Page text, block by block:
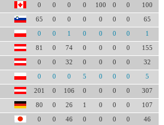
0 0 0 0 100 0 0 100
65 0 0 0 0 0 0 65
0 0 1 0 0 0 0 1
81 0 74 0 0 0 0 155
0 0 32 0 0 0 0 32
0 0 0 5 0 0 0 5
201 0 106 0 0 0 0 307
80 0 26 1 0 0 0 107
0 0 46 0 0 0 0 46